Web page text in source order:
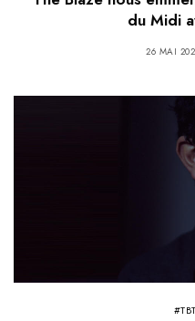
du Midi
26 MAI
#TBT